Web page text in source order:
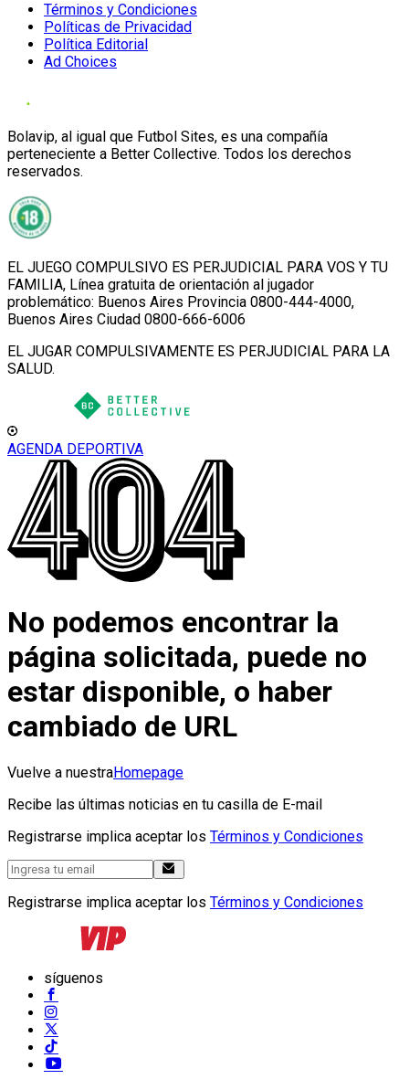
Términos y Condiciones
Políticas de Privacidad
Política Editorial
Ad Choices
Bolavip, al igual que Futbol Sites, es una compañía
perteneciente a Better Collective. Todos los derechos
reservados.
EL JUEGO COMPULSIVO ES PERJUDICIAL PARA VOS Y TU
FAMILIA, Línea gratuita de orientación al jugador
problemático: Buenos Aires Provincia 0800-444-4000,
Buenos Aires Ciudad 0800-666-6006
EL JUGAR COMPULSIVAMENTE ES PERJUDICIAL PARA LA
SALUD.
AGENDA DEPORTIVA
No podemos encontrar la
página solicitada, puede no
estar disponible, o haber
cambiado de URL
Vuelve a nuestraHomepage
Recibe las últimas noticias en tu casilla de E-mail
Registrarse implica aceptar los Términos y Condiciones
Registrarse implica aceptar los Términos y Condiciones
síguenos